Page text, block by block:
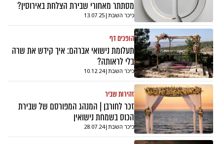
מסתתר מאחורי שבירת הצלחת באירוסין?
כיכר השבת |
13.07.25
הופכים דף
תעלומת נישואי אברהם: איך קידש את שרה
בלי לראותה?
כיכר השבת |
10.12.24
זהירות שביר
זכר לחורבן | המנהג המפורסם של שבירת
הכוס בשמחת נישואין
כיכר השבת |
28.07.24